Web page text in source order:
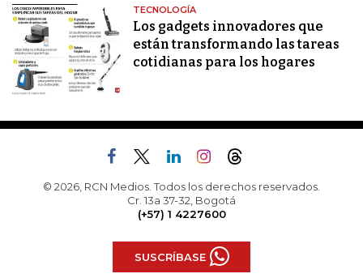
TECNOLOGÍA
Los gadgets innovadores que
están transformando las tareas
cotidianas para los hogares
© 2026, RCN Medios. Todos los derechos reservados.
Cr. 13a 37-32, Bogotá
(+57) 1 4227600
SUSCRÍBASE